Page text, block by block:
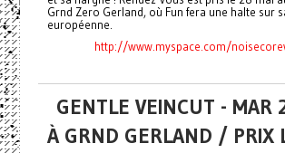
Grnd Zero Gerland, où Fun fera une halte sur
européenne.
http://www.myspace.com/
GENTLE VEINCUT - MAR
À GRND GERLAND / PRIX